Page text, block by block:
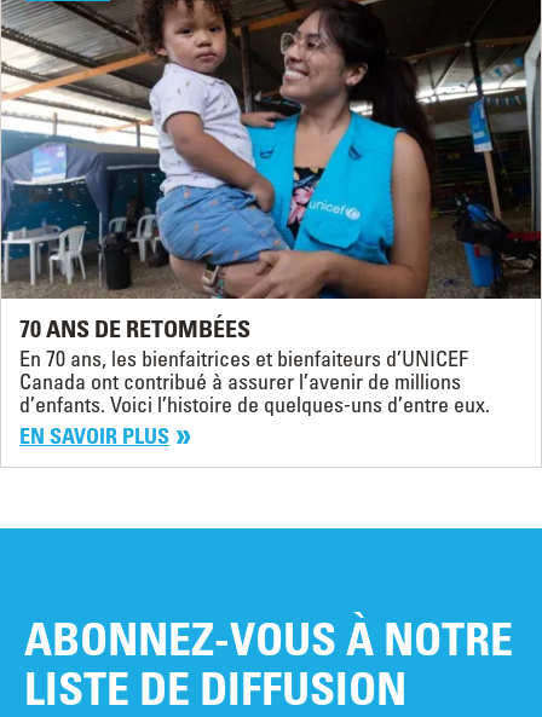
70 ANS DE RETOMBÉES
En 70 ans, les bienfaitrices et bienfaiteurs d’UNICEF
Canada ont contribué à assurer l’avenir de millions
d’enfants. Voici l’histoire de quelques-uns d’entre eux.
EN SAVOIR PLUS
ABONNEZ-VOUS À NOTRE
LISTE DE DIFFUSION